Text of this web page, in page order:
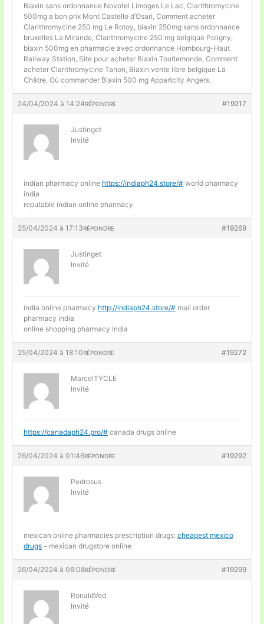
Biaxin sans ordonnance Novotel Limoges Le Lac, Clarithromycine
500mg a bon prix Mont Castello d’Osari, Comment acheter
Clarithromycine 250 mg Le Rotoy, biaxin 250mg sans ordonnance
bruxelles La Mirande, Clarithromycine 250 mg belgique Poligny,
biaxin 500mg en pharmacie avec ordonnance Hombourg-Haut
Railway Station, Site pour acheter Biaxin Toutlemonde, Comment
acheter Clarithromycine Tanon, Biaxin vente libre belgique La
Châtre, Où commander Biaxin 500 mg Appartcity Angers,
24/04/2024 à 14:24 #19217
RÉPONDRE
Justinget
Invité
indian pharmacy online https://indiaph24.store/# world pharmacy
india
reputable indian online pharmacy
25/04/2024 à 17:13 #19269
RÉPONDRE
Justinget
Invité
india online pharmacy http://indiaph24.store/# mail order
pharmacy india
online shopping pharmacy india
25/04/2024 à 18:10 #19272
RÉPONDRE
MarcelTYCLE
Invité
https://canadaph24.pro/# canada drugs online
26/04/2024 à 01:46 #19292
RÉPONDRE
Pedrosus
Invité
mexican online pharmacies prescription drugs:cheapest mexico
drugs – mexican drugstore online
26/04/2024 à 06:08 #19299
RÉPONDRE
RonaldVed
Invité